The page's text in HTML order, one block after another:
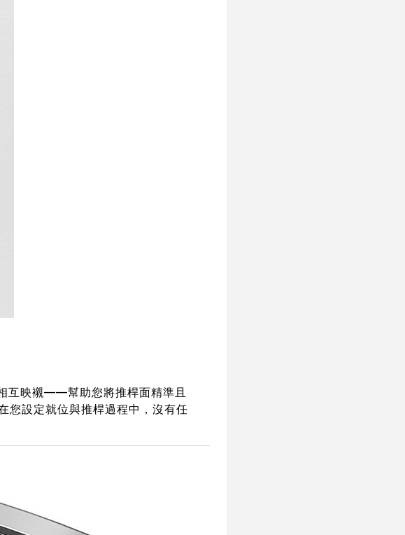
互映襯——幫助您將推桿面精準且
您設定就位與推桿過程中，沒有任